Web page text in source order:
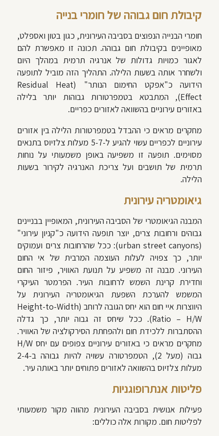
קיבולת חום גבוהה של חומרי בנייה
חומרי הבנייה הנפוצים בסביבה העירונית, כגון בטון ואספלט,
מאופיינים בקיבולת חום גבוהה. תכונה זו מאפשרת להם
לאגור כמויות גדולות של אנרגיה תרמית במהלך היום
ולשחרר אותה בשעות הלילה. התהליך הזה מוביל לתופעה
הידועה כ"אפקט החימום הנותר" (Residual Heat
Effect), המתבטא בטמפרטורות גבוהות יותר בלילה
באזורים עירוניים בהשוואה לאזורים כפריים.
מחקרים מראים כי ההבדל בטמפרטורות הלילה בין אזורים
עירוניים לכפריים עשוי להגיע ל-5-7 מעלות צלזיוס בתנאים
מסוימים. תופעה זו משפיעה באופן משמעותי על נוחות
תרמית של תושבים ועל צריכת האנרגיה לקירור בשעות
הלילה.
גיאומטריה עירונית
המבנה הגיאומטרי של הסביבה העירונית, המאופיין בבניינים
גבוהים ורחובות צרים, יוצר תופעה הידועה כ"קניון עירוני"
(urban street canyons): ככל שהרחובות צרים ועמוקים
יותר, כך צפויה לעלות העוצמה המרבית של אי החום
העירוני. מבנה זה משפיע על תנועת האוויר, פיזור החום
וחדירת קרינת השמש לרחובות העיר. הפרמטר העיקרי
המשמש להערכת השפעת הגיאומטריה העירונית על
היווצרות איי חום הוא יחס הגובה לרוחב (Height-to-Width
Ratio – H/W). ככל שיחס זה גבוה יותר, כך גדלה
ההסתברות ללכידת חום ולהפחתת הסירקולציה של האוויר.
מחקרים מראים כי באזורים עירוניים צפופים עם יחס H/W
גבוה (מעל 2), הטמפרטורה עשויה להיות גבוהה ב-2-4
מעלות צלזיוס בהשוואה לאזורים פתוחים יותר באותה עיר.
פליטות אנתרופוגניות
פעילות אנושית בסביבה העירונית מהווה מקור משמעותי
לפליטות חום. מקורות אלה כוללים: